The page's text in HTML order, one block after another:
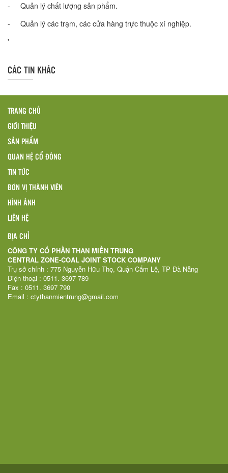
- Quản lý chất lượng sản phẩm.
- Quản lý các trạm, các cửa hàng trực thuộc xí nghiệp.
'
CÁC TIN KHÁC
TRANG CHỦ
GIỚI THIỆU
SẢN PHẨM
QUAN HỆ CỔ ĐÔNG
TIN TỨC
ĐƠN VỊ THÀNH VIÊN
HÌNH ẢNH
LIÊN HỆ
ĐỊA CHỈ
CÔNG TY CỔ PHẦN THAN MIỀN TRUNG
CENTRAL ZONE-COAL JOINT STOCK COMPANY
Trụ sở chính : 775 Nguyễn Hữu Thọ, Quận Cẩm Lệ, TP Đà Nẵng
Điện thoại : 0511. 3697 789
Fax : 0511. 3697 790
Email : ctythanmientrung@gmail.com